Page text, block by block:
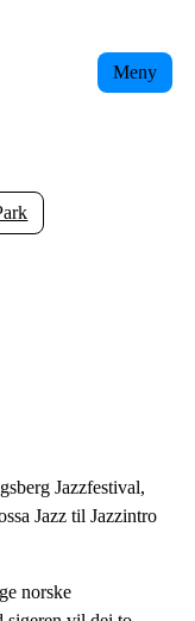
Meny
Jazzfestival,
Jazz til Jazzintro
norske